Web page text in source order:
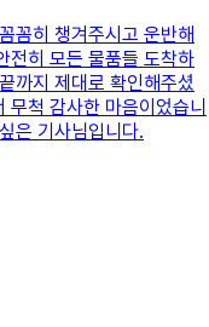
꼼히 챙겨주시고 운반해
전히 모든 물품들 도착하
까지 제대로 확인해주셨
무척 감사한 마음이었습니
은 기사님입니다.